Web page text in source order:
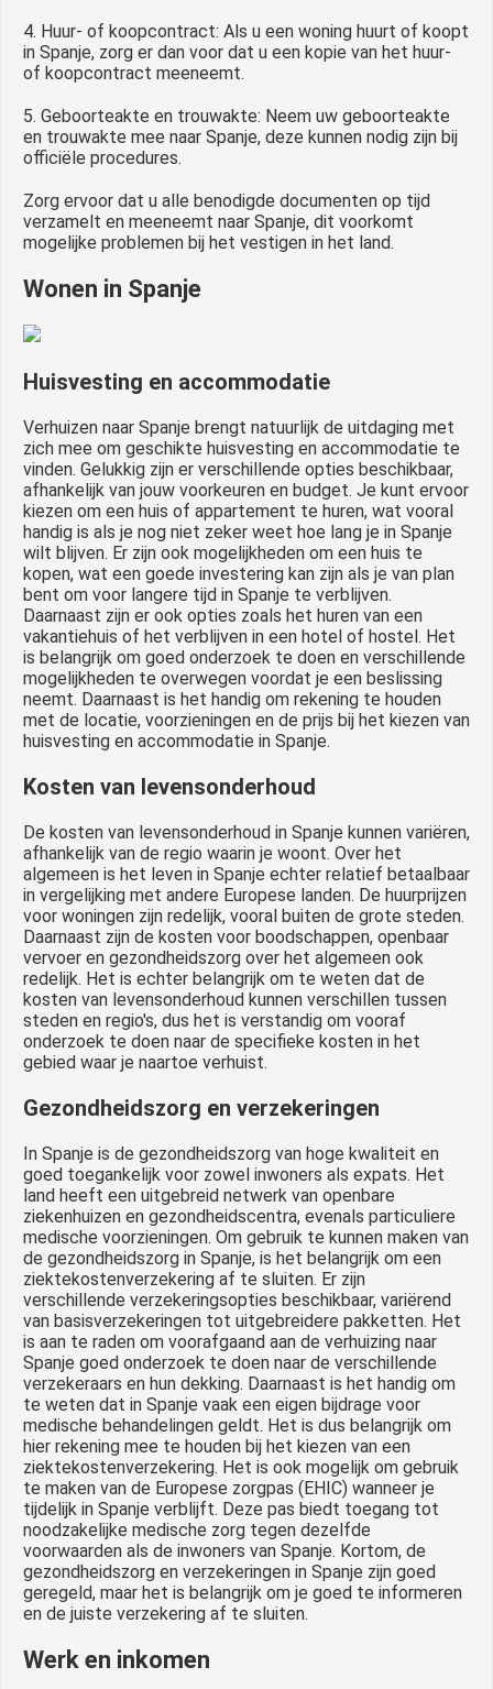
4. Huur- of koopcontract: Als u een woning huurt of koopt
in Spanje, zorg er dan voor dat u een kopie van het huur-
of koopcontract meeneemt.
5. Geboorteakte en trouwakte: Neem uw geboorteakte
en trouwakte mee naar Spanje, deze kunnen nodig zijn bij
officiële procedures.
Zorg ervoor dat u alle benodigde documenten op tijd
verzamelt en meeneemt naar Spanje, dit voorkomt
mogelijke problemen bij het vestigen in het land.
Wonen in Spanje
Huisvesting en accommodatie
Verhuizen naar Spanje brengt natuurlijk de uitdaging met
zich mee om geschikte huisvesting en accommodatie te
vinden. Gelukkig zijn er verschillende opties beschikbaar,
afhankelijk van jouw voorkeuren en budget. Je kunt ervoor
kiezen om een huis of appartement te huren, wat vooral
handig is als je nog niet zeker weet hoe lang je in Spanje
wilt blijven. Er zijn ook mogelijkheden om een huis te
kopen, wat een goede investering kan zijn als je van plan
bent om voor langere tijd in Spanje te verblijven.
Daarnaast zijn er ook opties zoals het huren van een
vakantiehuis of het verblijven in een hotel of hostel. Het
is belangrijk om goed onderzoek te doen en verschillende
mogelijkheden te overwegen voordat je een beslissing
neemt. Daarnaast is het handig om rekening te houden
met de locatie, voorzieningen en de prijs bij het kiezen van
huisvesting en accommodatie in Spanje.
Kosten van levensonderhoud
De kosten van levensonderhoud in Spanje kunnen variëren,
afhankelijk van de regio waarin je woont. Over het
algemeen is het leven in Spanje echter relatief betaalbaar
in vergelijking met andere Europese landen. De huurprijzen
voor woningen zijn redelijk, vooral buiten de grote steden.
Daarnaast zijn de kosten voor boodschappen, openbaar
vervoer en gezondheidszorg over het algemeen ook
redelijk. Het is echter belangrijk om te weten dat de
kosten van levensonderhoud kunnen verschillen tussen
steden en regio's, dus het is verstandig om vooraf
onderzoek te doen naar de specifieke kosten in het
gebied waar je naartoe verhuist.
Gezondheidszorg en verzekeringen
In Spanje is de gezondheidszorg van hoge kwaliteit en
goed toegankelijk voor zowel inwoners als expats. Het
land heeft een uitgebreid netwerk van openbare
ziekenhuizen en gezondheidscentra, evenals particuliere
medische voorzieningen. Om gebruik te kunnen maken van
de gezondheidszorg in Spanje, is het belangrijk om een
ziektekostenverzekering af te sluiten. Er zijn
verschillende verzekeringsopties beschikbaar, variërend
van basisverzekeringen tot uitgebreidere pakketten. Het
is aan te raden om voorafgaand aan de verhuizing naar
Spanje goed onderzoek te doen naar de verschillende
verzekeraars en hun dekking. Daarnaast is het handig om
te weten dat in Spanje vaak een eigen bijdrage voor
medische behandelingen geldt. Het is dus belangrijk om
hier rekening mee te houden bij het kiezen van een
ziektekostenverzekering. Het is ook mogelijk om gebruik
te maken van de Europese zorgpas (EHIC) wanneer je
tijdelijk in Spanje verblijft. Deze pas biedt toegang tot
noodzakelijke medische zorg tegen dezelfde
voorwaarden als de inwoners van Spanje. Kortom, de
gezondheidszorg en verzekeringen in Spanje zijn goed
geregeld, maar het is belangrijk om je goed te informeren
en de juiste verzekering af te sluiten.
Werk en inkomen